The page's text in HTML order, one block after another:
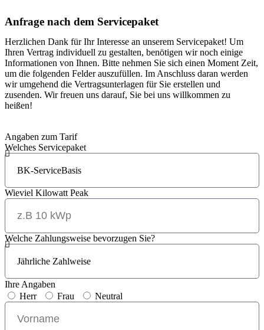
Anfrage nach dem Servicepaket
Herzlichen Dank für Ihr Interesse an unserem Servicepaket! Um
Ihren Vertrag individuell zu gestalten, benötigen wir noch einige
Informationen von Ihnen. Bitte nehmen Sie sich einen Moment Zeit,
um die folgenden Felder auszufüllen. Im Anschluss daran werden
wir umgehend die Vertragsunterlagen für Sie erstellen und
zusenden. Wir freuen uns darauf, Sie bei uns willkommen zu
heißen!
Angaben zum Tarif
Welches Servicepaket
Wieviel Kilowatt Peak
Welche Zahlungsweise bevorzugen Sie?
Ihre Angaben
Herr
Frau Neutral